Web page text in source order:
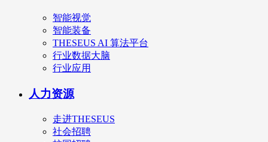
智能视觉
智能装备
THESEUS AI 算法平台
行业数据大脑
行业应用
人力资源
走进THESEUS
社会招聘